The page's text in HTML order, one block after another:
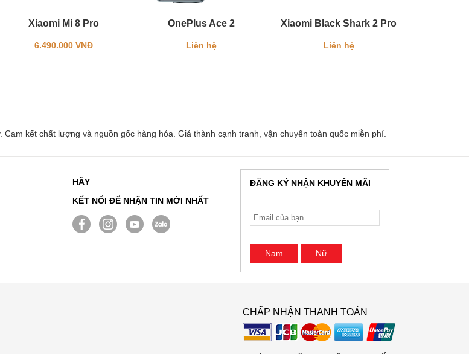
Xiaomi Mi 8 Pro
6.490.000 VNĐ
OnePlus Ace 2
Liên hệ
Xiaomi Black Shark 2 Pro
Liên hệ
kết chất lượng và nguồn gốc hàng hóa. Giá thành cạnh tranh, vận chuyển toàn quốc miễn phí.
HÃY
KẾT NỐI ĐỂ NHẬN TIN MỚI NHẤT
ĐĂNG KÝ NHẬN KHUYẾN MÃI
Nam Nữ
CHẤP NHẬN THANH TOÁN